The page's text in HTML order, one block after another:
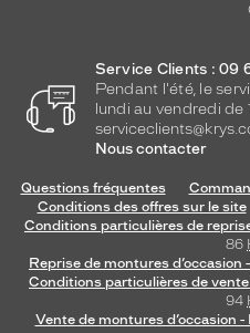
Service Clients : 09
Pendant l'été, le
lundi au vendredi de
Nous contacter
Questions fréquentes
Conditions des offres sur le site
Conditions particulières de
86
Reprise de montures
Conditions particulières de vente
94
Vente de montures d’occasion